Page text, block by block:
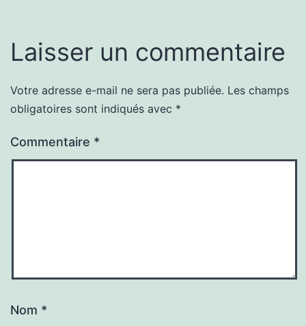
Laisser un commentaire
Votre adresse e-mail ne sera pas publiée. Les champs
obligatoires sont indiqués avec *
Commentaire *
Nom *